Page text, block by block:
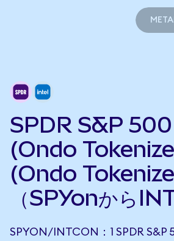
SPDR S&P
(Ondo
(Ondo
（SPYonから
SPYON/INTCON：1 SPDR S&P